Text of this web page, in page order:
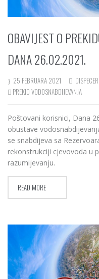
OBAVIJEST O
DANA 26.02.2021.
25 FEBRUARA 2021 DISPECERI
PREKID VODOSNABDIJEVANJA
Poštovani korisnici, Dana
obustave
se snabdijeva sa
rekonstrukciji cjevovoda u
razumijevanju.
READ MORE